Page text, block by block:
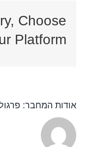
Choose
Platform!
אודות המחבר: